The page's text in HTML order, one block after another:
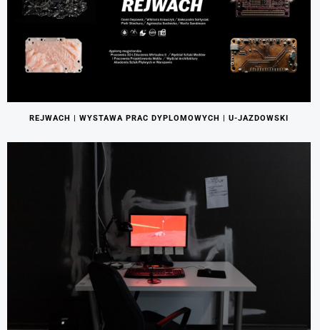
REJWACH | WYSTAWA PRAC DYPLOMOWYCH | U-JAZDOWSKI